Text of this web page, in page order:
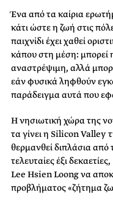
Ένα από τα καίρια
κάτι ώστε η ζωή στις
παιχνίδι έχει χαθεί
κάπου στη μέση: μπορεί
αναστρέψιμη, αλλά
εάν φυσικά ληφθούν
παράδειγμα αυτά που
Η νησιωτική χώρα της
τα γίνει η Silicon Valley
θερμανθεί διπλάσια από
τελευταίες έξι
Lee Hsien Loong να
προβλήματος «ζήτημα